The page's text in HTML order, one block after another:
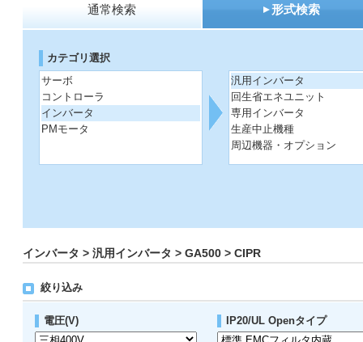
通常検索 形式検索
カテゴリ選択
サーボ
コントローラ
インバータ
PMモータ
汎用インバータ
回生省エネユニット
専用インバータ
生産中止機種
周辺機器・オプション
インバータ > 汎用インバータ > GA500 > CIPR
絞り込み
電圧(V) IP20/UL Openタイプ